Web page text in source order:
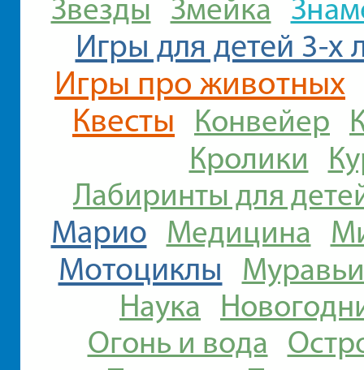
Звезды Змейка
Игры для детей 3-х
Игры про животных
Квесты
Конвейер
Кролики
Лабиринты для
Марио Медицина
Мотоциклы
Муравьи
Наука
Огонь и вода